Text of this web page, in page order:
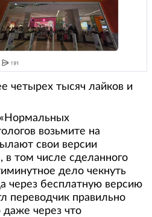
четырех тысяч лайков и
возьмите на
свои версии
в том числе сделанного
дело чекнуть
через бесплатную версию
переводчик правильно
даже через что